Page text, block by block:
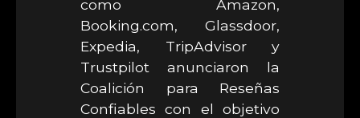
como Amazon,
Booking.com, Glassdoor,
Expedia, TripAdvisor y
Trustpilot anunciaron la
Coalición para Reseñas
Confiables con el objetivo